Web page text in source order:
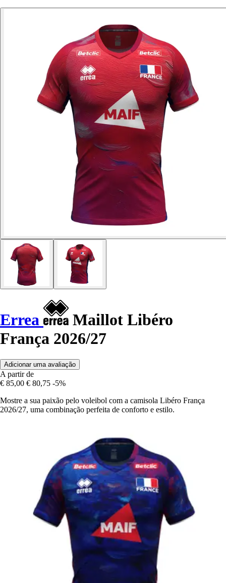
Errea
Maillot Libéro
França 2026/27
Adicionar uma avaliação
A partir de
€ 85,00 € 80,75 -5%
Mostre a sua paixão pelo voleibol com a camisola Libéro França
2026/27, uma combinação perfeita de conforto e estilo.